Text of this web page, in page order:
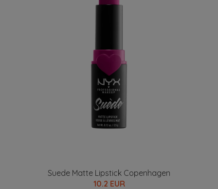
Suede Matte Lipstick Copenhagen
10.2 EUR